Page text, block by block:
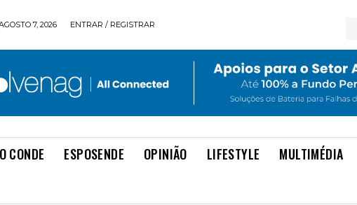
7, 2026 ENTRAR / REGISTRAR
CONDE ESPOSENDE OPINIÃO LIFESTYLE MULTIMÉDIA